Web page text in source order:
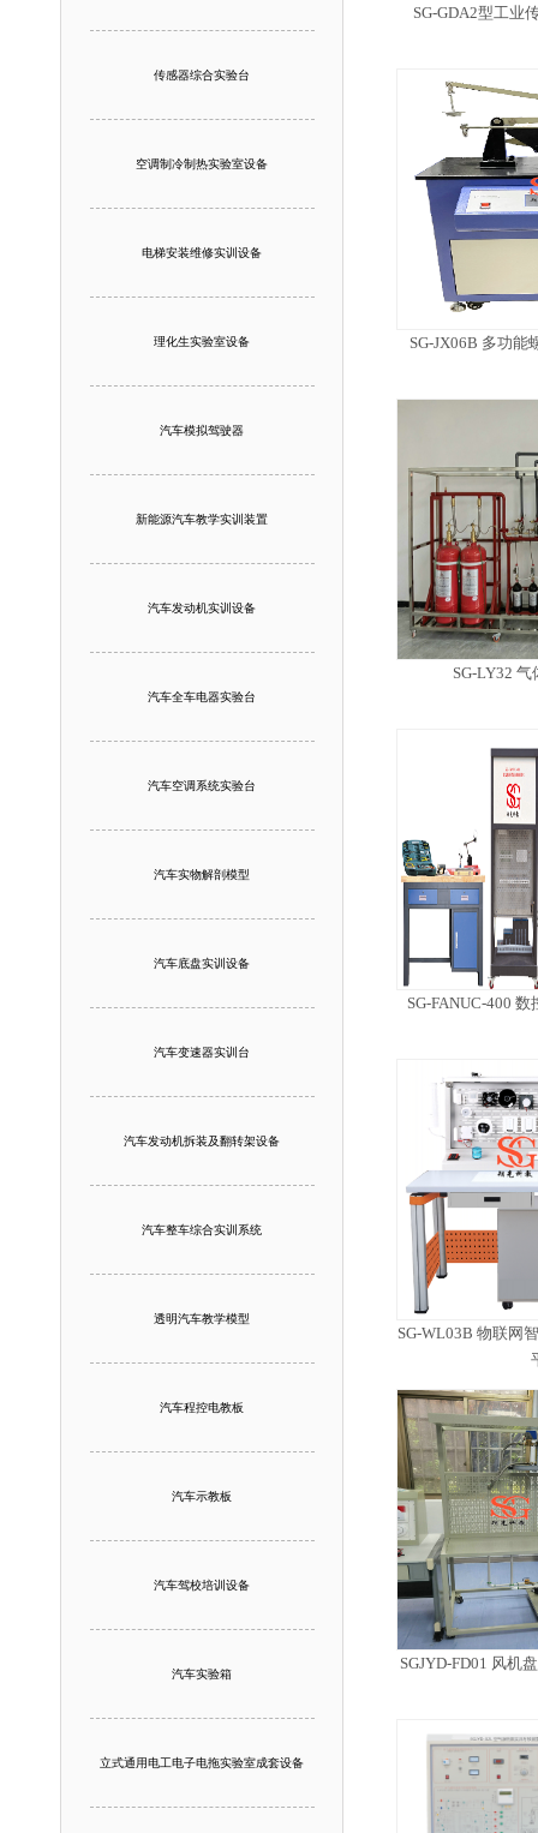
传感器综合实验台
空调制冷制热实验室设备
电梯安装维修实训设备
理化生实验室设备
汽车模拟驾驶器
新能源汽车教学实训装置
汽车发动机实训设备
汽车全车电器实验台
汽车空调系统实验台
汽车实物解剖模型
汽车底盘实训设备
汽车变速器实训台
汽车发动机拆装及翻转架设备
汽车整车综合实训系统
透明汽车教学模型
汽车程控电教板
汽车示教板
汽车驾校培训设备
汽车实验箱
立式通用电工电子电拖实验室成套设备
SG-GDA2型工业
SG-JX06B 多功能
SG-LY32
SG-FANUC-400
SG-WL03B 物联网
SGJYD-FD01 风机